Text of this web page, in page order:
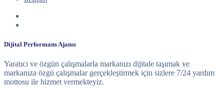
Dijital Performans Ajansı
Yaratıcı ve özgün çalışmalarla markanızı dijitale taşımak ve
markanıza özgü çalışmalar gerçekleştirmek için sizlere 7/24 yardım
mottosu ile hizmet vermekteyiz.